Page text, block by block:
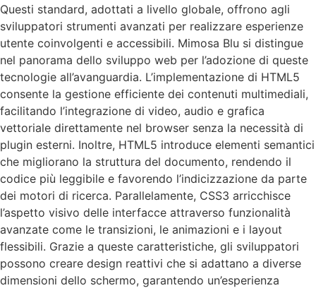
Questi standard, adottati a livello globale, offrono agli
sviluppatori strumenti avanzati per realizzare esperienze
utente coinvolgenti e accessibili. Mimosa Blu si distingue
nel panorama dello sviluppo web per l’adozione di queste
tecnologie all’avanguardia. L’implementazione di HTML5
consente la gestione efficiente dei contenuti multimediali,
facilitando l’integrazione di video, audio e grafica
vettoriale direttamente nel browser senza la necessità di
plugin esterni. Inoltre, HTML5 introduce elementi semantici
che migliorano la struttura del documento, rendendo il
codice più leggibile e favorendo l’indicizzazione da parte
dei motori di ricerca. Parallelamente, CSS3 arricchisce
l’aspetto visivo delle interfacce attraverso funzionalità
avanzate come le transizioni, le animazioni e i layout
flessibili. Grazie a queste caratteristiche, gli sviluppatori
possono creare design reattivi che si adattano a diverse
dimensioni dello schermo, garantendo un’esperienza